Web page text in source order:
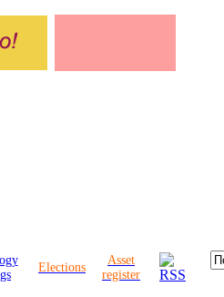
Elections
Asset
register